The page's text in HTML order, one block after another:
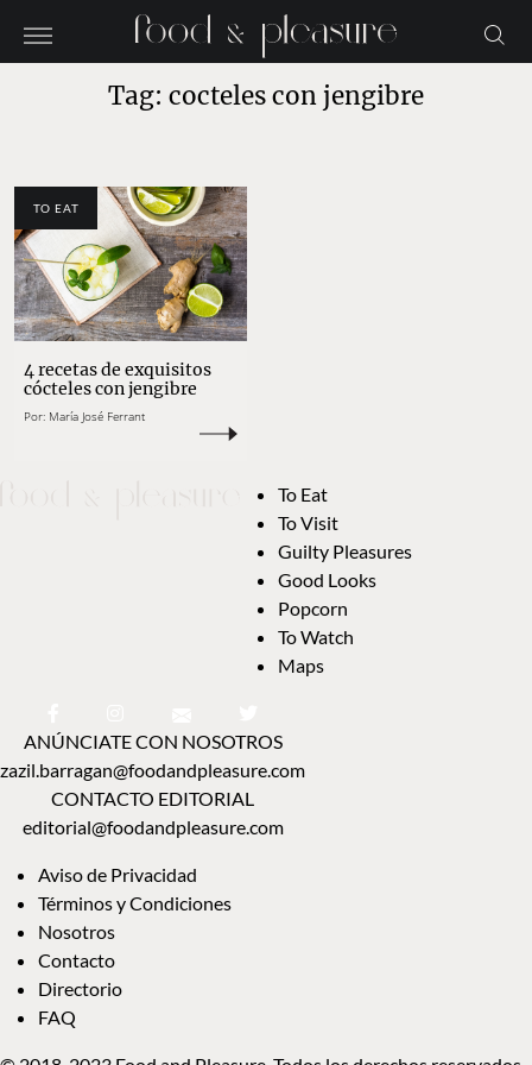
Tag: cocteles con jengibre
TO EAT
4 recetas de exquisitos
cócteles con jengibre
Por: María José Ferrant
To Eat
To Visit
Guilty Pleasures
Good Looks
Popcorn
To Watch
Maps
ANÚNCIATE CON NOSOTROS
zazil.barragan@foodandpleasure.com
CONTACTO EDITORIAL
editorial@foodandpleasure.com
Aviso de Privacidad
Términos y Condiciones
Nosotros
Contacto
Directorio
FAQ